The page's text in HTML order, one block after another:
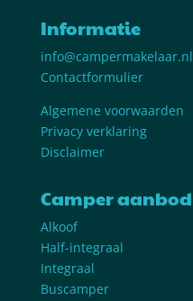
Informatie
info@campermakelaar.nl
Contactformulier
Algemene voorwaarden
Privacy verklaring
Disclaimer
Camper aanbod
Alkoof
Half-integraal
Integraal
Buscamper